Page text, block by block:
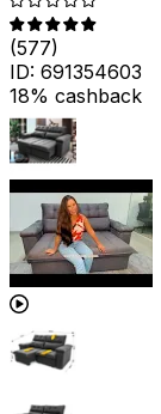
(577)
ID: 691354603
18% cashback